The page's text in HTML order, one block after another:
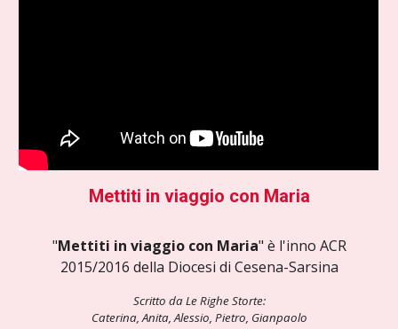
Mettiti in viaggio con Maria
"Mettiti in viaggio con Maria" è l'inno ACR
2015/2016 della Diocesi di Cesena-Sarsina
Scritto da Le Righe Storte:
Caterina, Anita, Alessio, Pietro, Gianpaolo